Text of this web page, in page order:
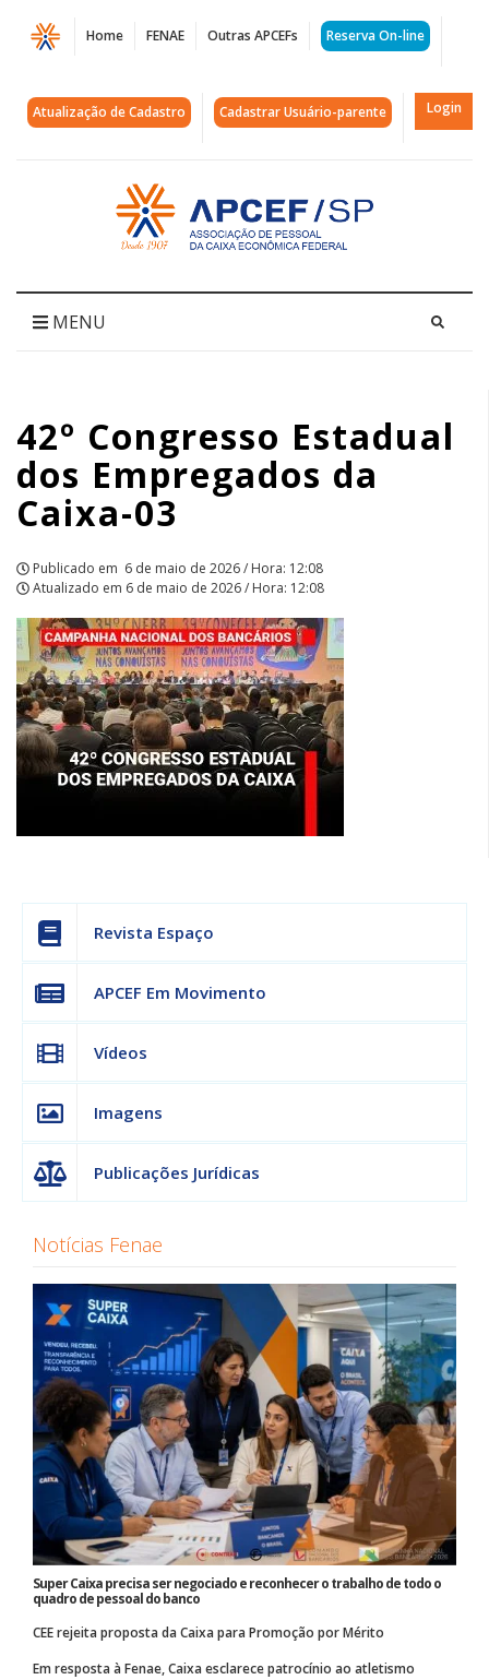
Página
42º
Congresso
Empregados
Caixa-
APCEF/SP
Home FENAE Outras APCEFs Reserva On-line
Atualização de Cadastro Cadastrar Usuário-parente Login
Acessar
página
inicial
MENU
42º Congresso Estadual
dos Empregados da
Caixa-03
Publicado em 6 de maio de 2026 / Hora: 12:08
Atualizado em 6 de maio de 2026 / Hora: 12:08
Revista Espaço
APCEF Em Movimento
Vídeos
Imagens
Publicações Jurídicas
Notícias Fenae
Super Caixa precisa ser negociado e reconhecer o trabalho de todo o
quadro de pessoal do banco
CEE rejeita proposta da Caixa para Promoção por Mérito
Em resposta à Fenae, Caixa esclarece patrocínio ao atletismo